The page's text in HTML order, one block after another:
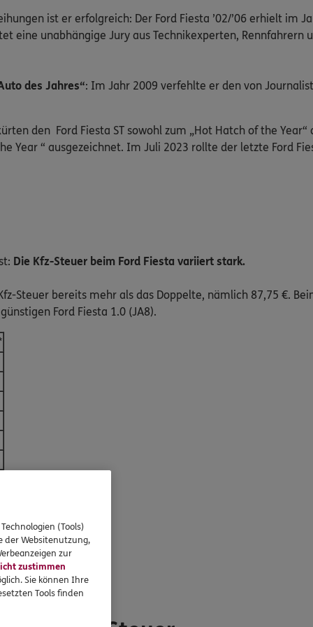
ist er erfolgreich: Der Ford Fiesta ’02/’06 erhielt im
eine unabhängige Jury aus Technikexperten, Rennfahrern
des Jahres“: Im Jahr 2009 verfehlte er den von
den Ford Fiesta ST sowohl zum „Hot Hatch of the Year“
Year “ ausgezeichnet. Im Juli 2023 rollte der letzte Ford
Die Kfz-Steuer beim Ford Fiesta variiert stark.
Steuer bereits mehr als das Doppelte, nämlich 87,75 €.
Ford Fiesta 1.0 (JA8).
(Tools)
der Websitenutzung,
zur
zustimmen
Sie können Ihre
Tools finden